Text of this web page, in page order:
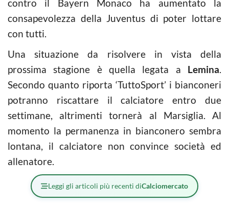
contro il Bayern Monaco ha aumentato la
consapevolezza della Juventus di poter lottare
con tutti.
Una situazione da risolvere in vista della
prossima stagione è quella legata a Lemina.
Secondo quanto riporta ‘TuttoSport’ i bianconeri
potranno riscattare il calciatore entro due
settimane, altrimenti tornerà al Marsiglia. Al
momento la permanenza in bianconero sembra
lontana, il calciatore non convince società ed
allenatore.
Leggi gli articoli più recenti diCalciomercato